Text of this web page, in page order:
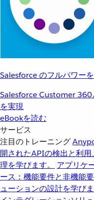
Salesforce のフルパワー
Salesforce Customer 360
を実現
eBookを読む
サービス
注目のトレーニング
開されたAPIの検出と利
理を学びます。
アプリケ
ース：機能要件と非機能
ューションの設計を学びま